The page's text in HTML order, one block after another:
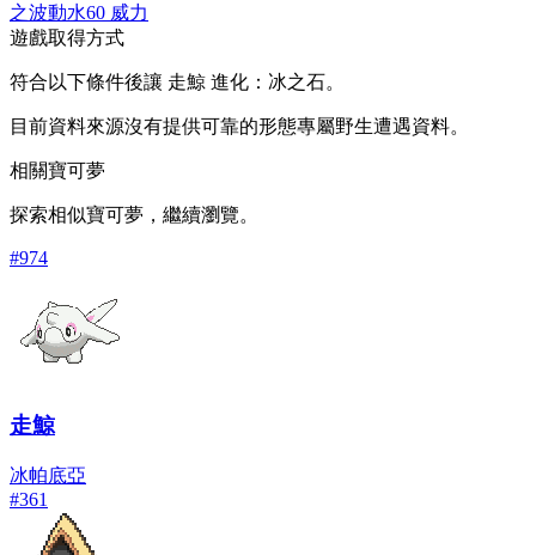
之波動水60 威力
遊戲取得方式
符合以下條件後讓 走鯨 進化：冰之石。
目前資料來源沒有提供可靠的形態專屬野生遭遇資料。
相關寶可夢
探索相似寶可夢，繼續瀏覽。
#974
走鯨
冰帕底亞
#361